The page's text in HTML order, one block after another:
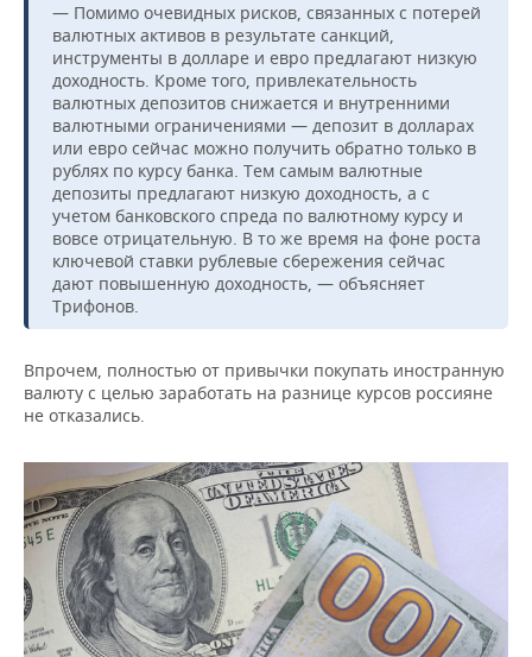
— Помимо очевидных рисков, связанных с потерей
валютных активов в результате санкций,
инструменты в долларе и евро предлагают низкую
доходность. Кроме того, привлекательность
валютных депозитов снижается и внутренними
валютными ограничениями — депозит в долларах
или евро сейчас можно получить обратно только в
рублях по курсу банка. Тем самым валютные
депозиты предлагают низкую доходность, а с
учетом банковского спреда по валютному курсу и
вовсе отрицательную. В то же время на фоне роста
ключевой ставки рублевые сбережения сейчас
дают повышенную доходность, — объясняет
Трифонов.
Впрочем, полностью от привычки покупать иностранную
валюту с целью заработать на разнице курсов россияне
не отказались.